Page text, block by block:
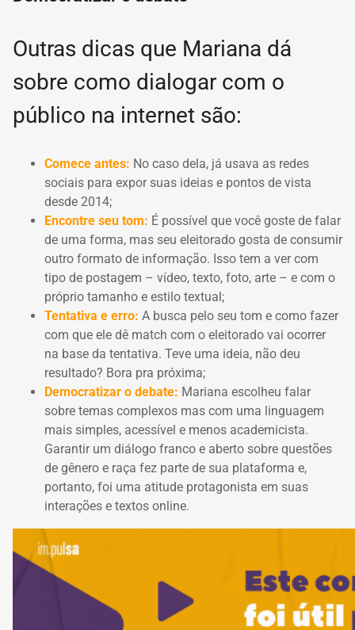
Outras dicas que Mariana dá
sobre como dialogar com o
público na internet são:
Comece antes: No caso dela, já usava as redes
sociais para expor suas ideias e pontos de vista
desde 2014;
Encontre seu tom: É possível que você goste de falar
de uma forma, mas seu eleitorado gosta de consumir
outro formato de informação. Isso tem a ver com
tipo de postagem – vídeo, texto, foto, arte – e com o
próprio tamanho e estilo textual;
Tentativa e erro: A busca pelo seu tom e como fazer
com que ele dê match com o eleitorado vai ocorrer
na base da tentativa. Teve uma ideia, não deu
resultado? Bora pra próxima;
Democratizar o debate: Mariana escolheu falar
sobre temas complexos mas com uma linguagem
mais simples, acessível e menos academicista.
Garantir um diálogo franco e aberto sobre questões
de gênero e raça fez parte de sua plataforma e,
portanto, foi uma atitude protagonista em suas
interações e textos online.